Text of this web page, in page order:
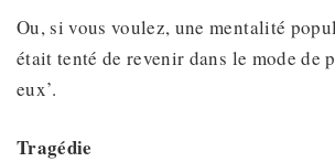
Ou, si vous voulez, une mentalité
était tenté de revenir dans le mode de
eux’.
Tragédie